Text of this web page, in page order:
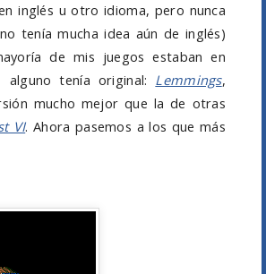
inglés u otro idioma, pero nunca
tenía mucha idea aún de inglés)
de mis juegos estaban en
tenía original: Lemmings,
mucho mejor que la de otras
VI. Ahora pasemos a los que más